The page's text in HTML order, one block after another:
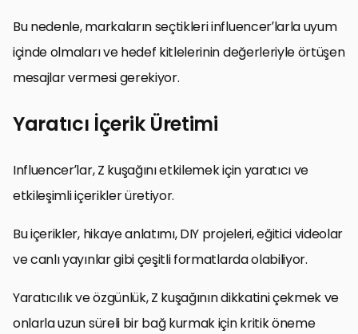
Bu nedenle, markaların seçtikleri influencer’larla uyum
içinde olmaları ve hedef kitlelerinin değerleriyle örtüşen
mesajlar vermesi gerekiyor.
Yaratıcı İçerik Üretimi
Influencer’lar, Z kuşağını etkilemek için yaratıcı ve
etkileşimli içerikler üretiyor.
Bu içerikler, hikaye anlatımı, DIY projeleri, eğitici videolar
ve canlı yayınlar gibi çeşitli formatlarda olabiliyor.
Yaratıcılık ve özgünlük, Z kuşağının dikkatini çekmek ve
onlarla uzun süreli bir bağ kurmak için kritik öneme